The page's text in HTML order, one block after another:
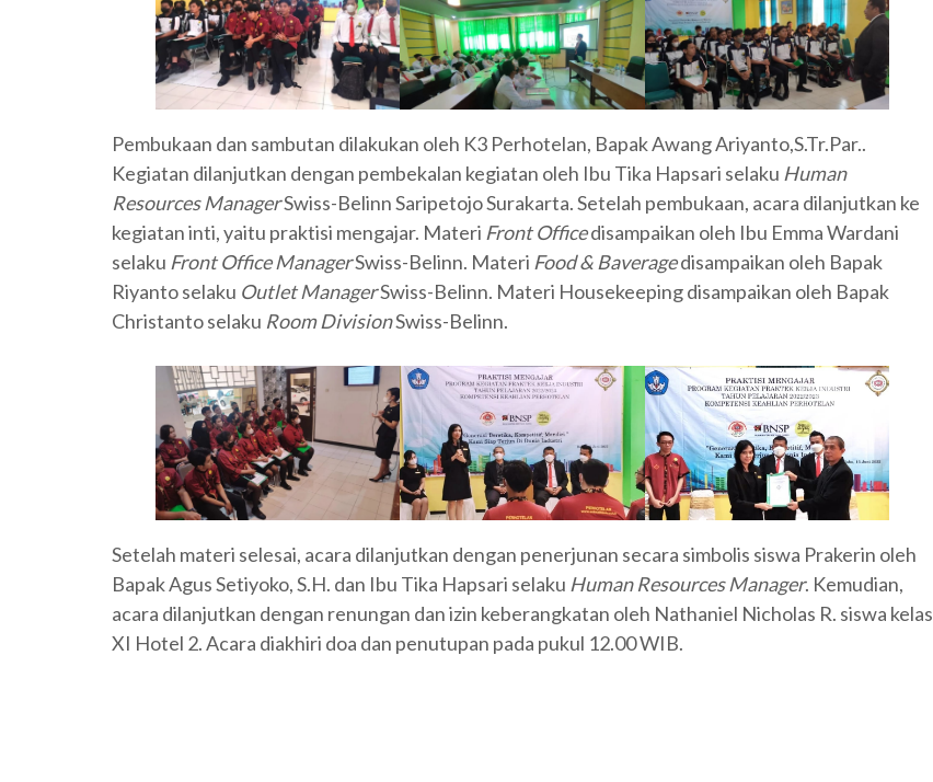
Pembukaan dan sambutan dilakukan oleh K3 Perhotelan, Bapak Awang Ariyanto,S.Tr.Par..
Kegiatan dilanjutkan dengan pembekalan kegiatan oleh Ibu Tika Hapsari selaku Human
Resources ManagerSwiss-Belinn Saripetojo Surakarta. Setelah pembukaan, acara dilanjutkan ke
kegiatan inti, yaitu praktisi mengajar. Materi Front Officedisampaikan oleh Ibu Emma Wardani
selaku Front Office ManagerSwiss-Belinn. Materi Food & Baveragedisampaikan oleh Bapak
Riyanto selaku Outlet ManagerSwiss-Belinn. Materi Housekeeping disampaikan oleh Bapak
Christanto selaku Room DivisionSwiss-Belinn.
Setelah materi selesai, acara dilanjutkan dengan penerjunan secara simbolis siswa Prakerin oleh
Bapak Agus Setiyoko, S.H. dan Ibu Tika Hapsari selaku Human Resources Manager. Kemudian,
acara dilanjutkan dengan renungan dan izin keberangkatan oleh Nathaniel Nicholas R. siswa kelas
XI Hotel 2. Acara diakhiri doa dan penutupan pada pukul 12.00 WIB.